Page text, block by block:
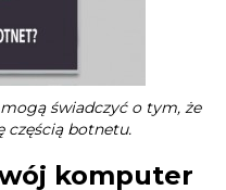
świadczyć o tym, że
częścią botnetu.
komputer